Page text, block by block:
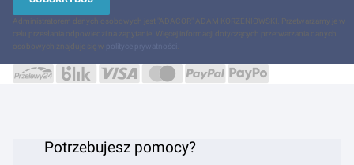
Administratorem danych osobowych jest "ADACOR" ADAM KORZENIOWSKI. Przetwarzamy je w
celu przesłania odpowiedzi na zapytanie. Więcej informacji dotyczących przetwarzania danych
osobowych znajduje się w
Potrzebujesz pomocy?